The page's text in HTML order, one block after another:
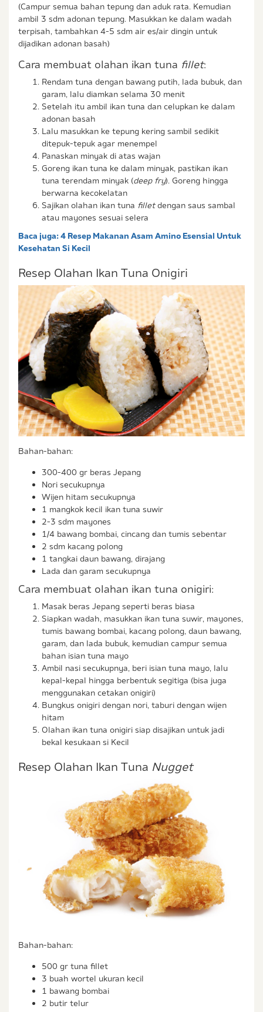
(Campur semua bahan tepung dan aduk rata. Kemudian
ambil 3 sdm adonan tepung. Masukkan ke dalam wadah
terpisah, tambahkan 4-5 sdm air es/air dingin untuk
dijadikan adonan basah)
Cara membuat olahan ikan tuna fillet:
Rendam tuna dengan bawang putih, lada bubuk, dan
garam, lalu diamkan selama 30 menit
Setelah itu ambil ikan tuna dan celupkan ke dalam
adonan basah
Lalu masukkan ke tepung kering sambil sedikit
ditepuk-tepuk agar menempel
Panaskan minyak di atas wajan
Goreng ikan tuna ke dalam minyak, pastikan ikan
tuna terendam minyak (deep fry). Goreng hingga
berwarna kecokelatan
Sajikan olahan ikan tuna filletdengan saus sambal
atau mayones sesuai selera
Baca juga:4 Resep Makanan Asam Amino Esensial Untuk
Kesehatan Si Kecil
Resep Olahan Ikan Tuna Onigiri
Bahan-bahan:
300-400 gr beras Jepang
Nori secukupnya
Wijen hitam secukupnya
1 mangkok kecil ikan tuna suwir
2-3 sdm mayones
1/4 bawang bombai, cincang dan tumis sebentar
2 sdm kacang polong
1 tangkai daun bawang, dirajang
Lada dan garam secukupnya
Cara membuat olahan ikan tuna onigiri:
Masak beras Jepang seperti beras biasa
Siapkan wadah, masukkan ikan tuna suwir, mayones,
tumis bawang bombai, kacang polong, daun bawang,
garam, dan lada bubuk, kemudian campur semua
bahan isian tuna mayo
Ambil nasi secukupnya, beri isian tuna mayo, lalu
kepal-kepal hingga berbentuk segitiga (bisa juga
menggunakan cetakan onigiri)
Bungkus onigiri dengan nori, taburi dengan wijen
hitam
Olahan ikan tuna onigiri siap disajikan untuk jadi
bekal kesukaan si Kecil
Resep Olahan Ikan Tuna Nugget
Bahan-bahan:
500 gr tuna fillet
3 buah wortel ukuran kecil
1 bawang bombai
2 butir telur